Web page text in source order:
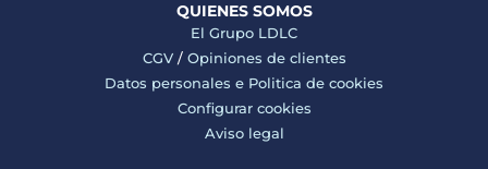
QUIENES SOMOS
El Grupo LDLC
CGV/ Opiniones de clientes
Datos personales e Politica de cookies
Configurar cookies
Aviso legal